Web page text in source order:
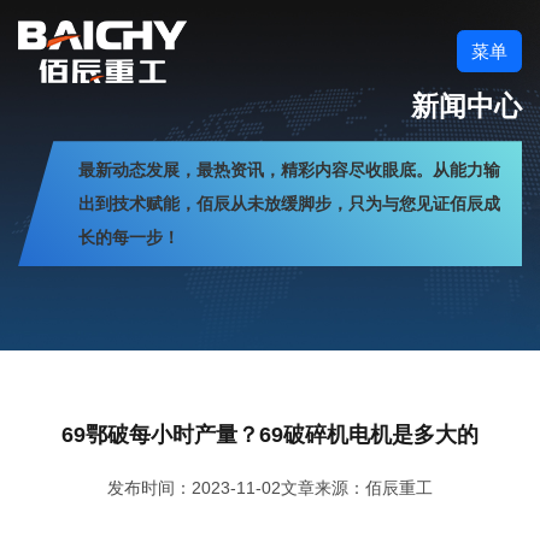
菜单
新闻中心
最新动态发展，最热资讯，精彩内容尽收眼底。从能力输
出到技术赋能，佰辰从未放缓脚步，只为与您见证佰辰成
长的每一步！
69鄂破每小时产量？69破碎机电机是多大的
发布时间：2023-11-02文章来源：佰辰重工